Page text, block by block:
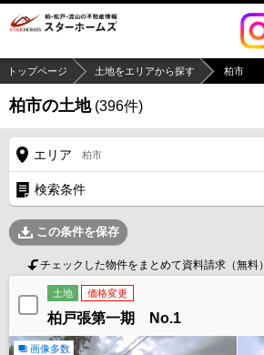
トップページ 土地をエリアから探す 柏市
柏市の土地 (396件)
エリア 柏市
検索条件
この条件を保存
チェックした物件をまとめて資料請求（無料）
土地 価格変更
柏戸張第一期 No.1
画像多数